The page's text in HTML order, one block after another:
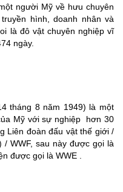
người Mỹ về hưu chuyên
hình, doanh nhân và
là đô vật chuyên nghiệp vĩ
ngày.
tháng 8 năm 1949) là một
Mỹ với sự nghiệp hơn 30
Liên đoàn đấu vật thế giới /
/ WWF, sau này được gọi là
được gọi là WWE .